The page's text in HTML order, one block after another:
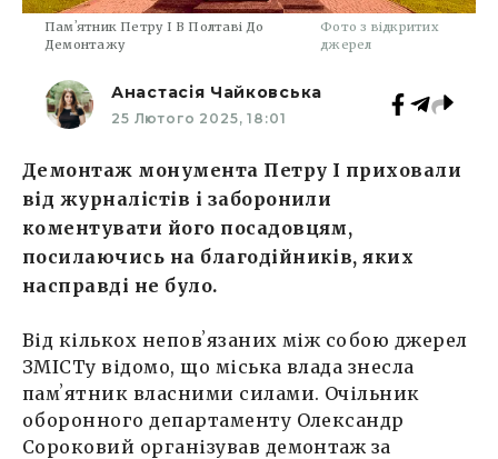
Памʼятник Петру І В Полтаві До
Демонтажу
Фото з відкритих
джерел
Анастасія Чайковська
25 Лютого 2025, 18:01
Демонтаж монумента Петру І приховали
від журналістів і заборонили
коментувати його посадовцям,
посилаючись на благодійників, яких
насправді не було.
Від кількох неповʼязаних між собою джерел
ЗМІСТу відомо, що міська влада знесла
памʼятник власними силами. Очільник
оборонного департаменту Олександр
Сороковий організував демонтаж за